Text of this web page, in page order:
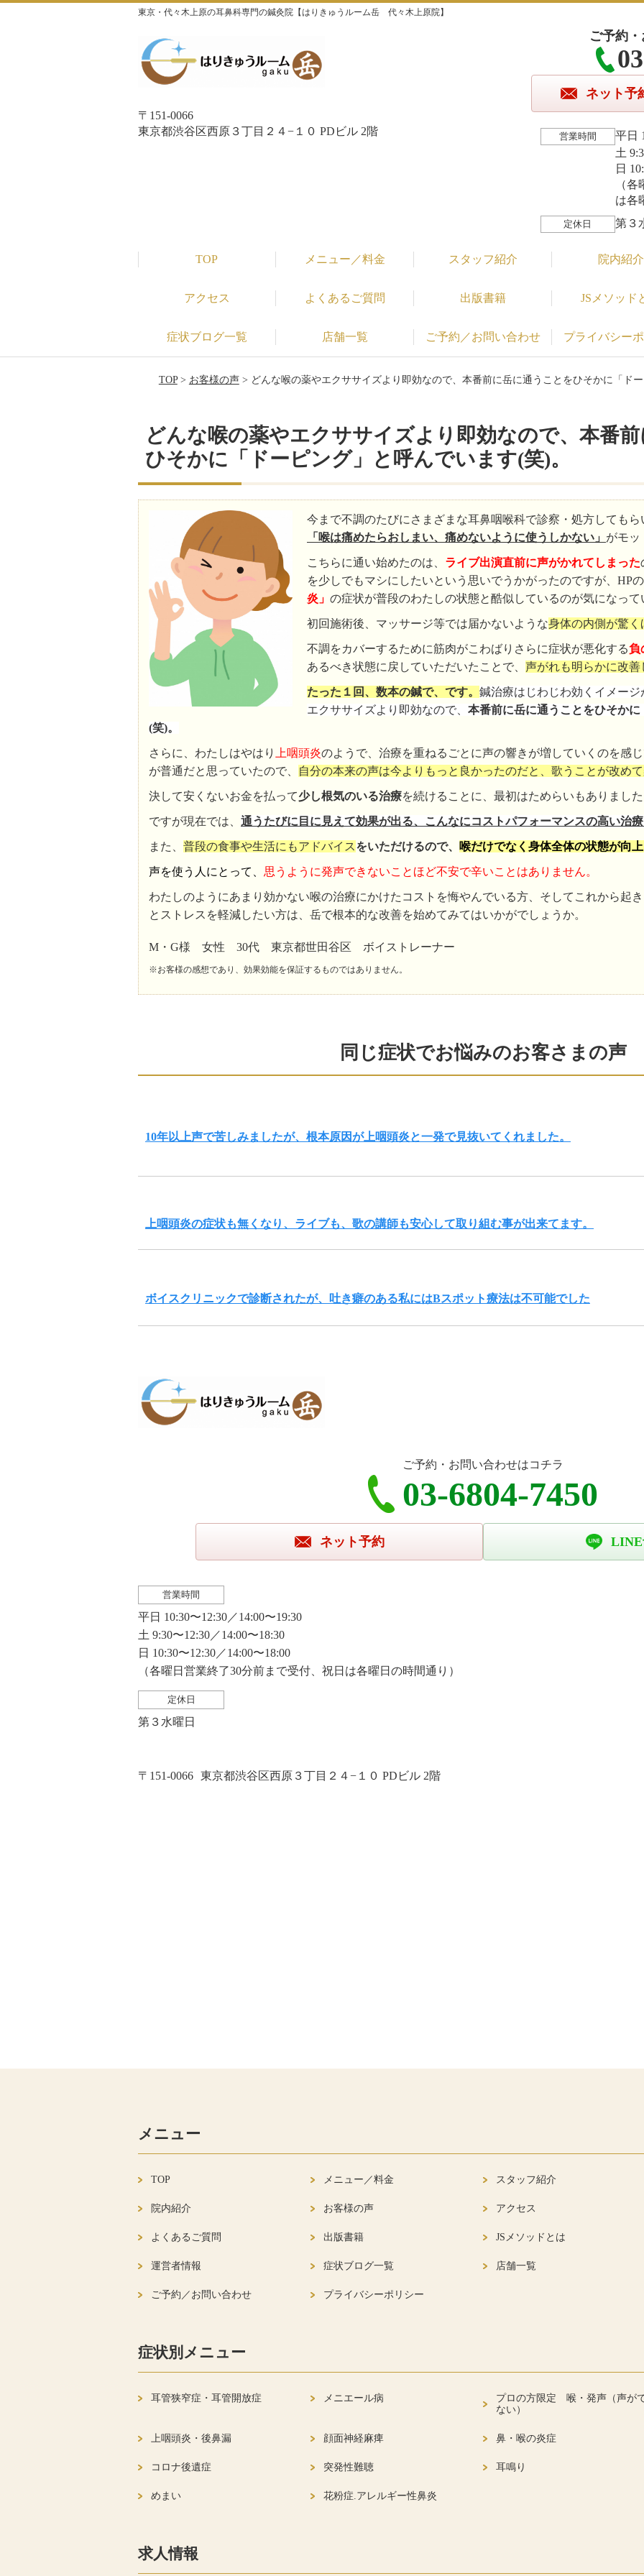
東京・代々木上原の耳鼻科専門の鍼灸院【はりきゅうルーム岳 代々木上原院】
〒151-0066
東京都渋谷区西原３丁目２４−１０ PDビル 2階
ご予約
ネット予
営業時間
平日
土
日
（
は各
定休日 第３
TOP メニュー／料金 スタッフ紹介 院内紹介
アクセス よくあるご質問 出版書籍 JSメソッド
症状ブログ一覧 店舗一覧 ご予約／お問い合わせ プライバシー
TOP> お客様の声> どんな喉の薬やエクササイズより即効なので、本番前に岳に通うことをひそかに「ド
どんな喉の薬やエクササイズより即効なので、本番
ひそかに「ドーピング」と呼んでいます(笑)。
今まで不調のたびにさまざまな耳鼻咽喉科で診察・処方しても
「喉は痛めたらおしまい、痛めないように使うしかない」 がモッ
こちらに通い始めたのは、 ライブ出演直前に声がかれてしまった
を少しでもマシにしたいという思いでうかがったのですが、 HP
炎」 の症状が普段のわたしの状態と酷似しているのが気になって
初回施術後、マッサージ等では届かないような身体の内側が驚
不調をカバーするために筋肉がこわばりさらに症状が悪化する負
あるべき状態に戻していただいたことで、 声がれも明らかに改善
たった１回、数本の鍼で、です。 鍼治療はじわじわ効くイメー
エクササイズより即効なので、 本番前に岳に通うことをひそか
(笑)。
さらに、わたしはやはり 上咽頭炎のようで、治療を重ねるごとに声の響きが増していくのを感
が普通だと思っていたので、
自分の本来の声は今よりもっと良かったのだと、歌うことが改め
決して安くないお金を払って少し根気のいる治療を続けることに、最初はためらいもありまし
ですが現在では、 通うたびに目に見えて効果が出る、こんなにコストパフォーマンスの高い治
また、 普段の食事や生活にもアドバイスをいただけるので、 喉だけでなく身体全体の状態が向
声を使う人にとって、 思うように発声できないことほど不安で辛いことはありません。
わたしのようにあまり効かない喉の治療にかけたコストを悔やんでいる方、そしてこれから起
とストレスを軽減したい方は、岳で根本的な改善を始めてみてはいかがでしょうか。
M・G様 女性 30代 東京都世田谷区 ボイストレーナー
※お客様の感想であり、効果効能を保証するものではありません。
同じ症状でお悩みのお客さまの声
10年以上声で苦しみましたが、根本原因が上咽頭炎と一発で見抜いてくれました。
上咽頭炎の症状も無くなり、ライブも、歌の講師も安心して取り組む事が出来てます。
ボイスクリニックで診断されたが、吐き癖のある私にはBスポット療法は不可能でした
ご予約・お問い合わせはコチラ
03-6804-7450
ネット予約 LINE
営業時間
平日 10:30〜12:30／14:00〜19:30
土 9:30〜12:30／14:00〜18:30
日 10:30〜12:30／14:00〜18:00
（各曜日営業終了30分前まで受付、祝日は各曜日の時間通り）
定休日
第３水曜日
〒151-0066 東京都渋谷区西原３丁目２４−１０ PDビル 2階
メニュー
TOP メニュー／料金 スタッフ紹介
院内紹介 お客様の声 アクセス
よくあるご質問 出版書籍 JSメソッドとは
運営者情報 症状ブログ一覧 店舗一覧
ご予約／お問い合わせ プライバシーポリシー
症状別メニュー
耳管狭窄症・耳管開放症 メニエール病
プロの方限定 喉・発声（声が
ない）
上咽頭炎・後鼻漏 顔面神経麻痺 鼻・喉の炎症
コロナ後遺症 突発性難聴 耳鳴り
めまい 花粉症.アレルギー性鼻炎
求人情報